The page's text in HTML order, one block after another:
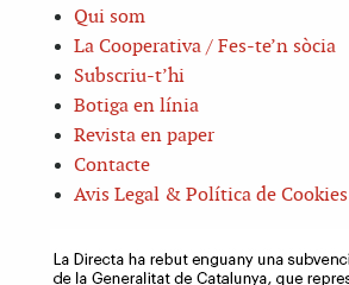
Qui som
La Cooperativa / Fes-te’n sòcia
Subscriu-t’hi
Botiga en línia
Revista en paper
Contacte
Avis Legal & Política de Cookies